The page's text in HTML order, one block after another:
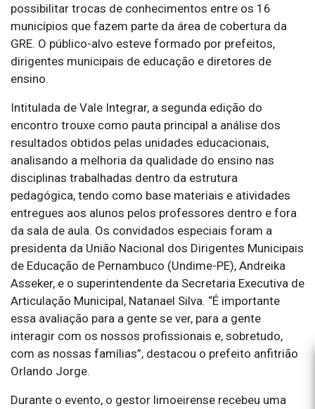
possibilitar trocas de conhecimentos entre os 16
municípios que fazem parte da área de cobertura da
GRE. O público-alvo esteve formado por prefeitos,
dirigentes municipais de educação e diretores de
ensino.
Intitulada de Vale Integrar, a segunda edição do
encontro trouxe como pauta principal a análise dos
resultados obtidos pelas unidades educacionais,
analisando a melhoria da qualidade do ensino nas
disciplinas trabalhadas dentro da estrutura
pedagógica, tendo como base materiais e atividades
entregues aos alunos pelos professores dentro e fora
da sala de aula. Os convidados especiais foram a
presidenta da União Nacional dos Dirigentes Municipais
de Educação de Pernambuco (Undime-PE), Andreika
Asseker, e o superintendente da Secretaria Executiva de
Articulação Municipal, Natanael Silva. “É importante
essa avaliação para a gente se ver, para a gente
interagir com os nossos profissionais e, sobretudo,
com as nossas famílias”, destacou o prefeito anfitrião
Orlando Jorge.
Durante o evento, o gestor limoeirense recebeu uma